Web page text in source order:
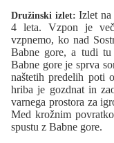
Družinski izlet: Izlet na
4 leta. Vzpon je
vzpnemo, ko nad
Babne gore, a tudi
Babne gore je sprva
naštetih predelih poti
hriba je gozdnat in
varnega prostora za
Med krožnim
spustu z Babne gore.